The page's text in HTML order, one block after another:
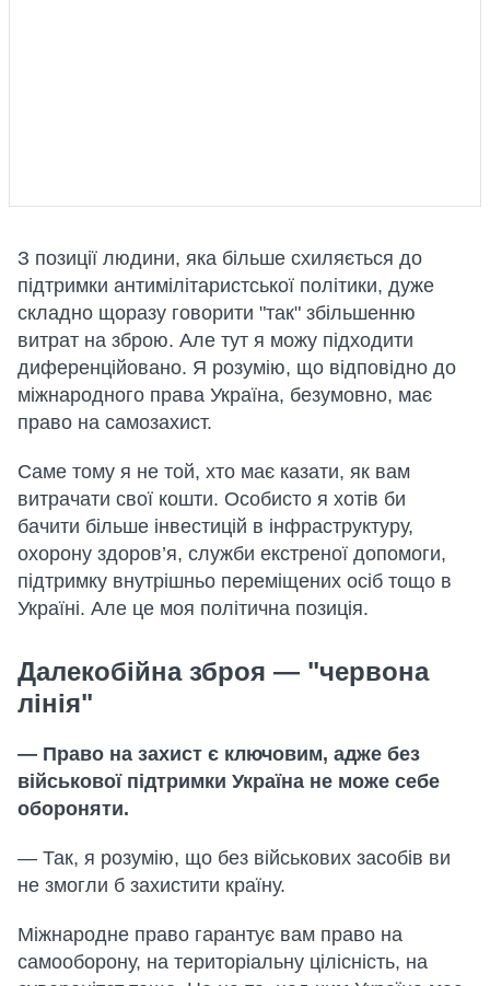
З позиції людини, яка більше схиляється до
підтримки антимілітаристської політики, дуже
складно щоразу говорити "так" збільшенню
витрат на зброю. Але тут я можу підходити
диференційовано. Я розумію, що відповідно до
міжнародного права Україна, безумовно, має
право на самозахист.
Саме тому я не той, хто має казати, як вам
витрачати свої кошти. Особисто я хотів би
бачити більше інвестицій в інфраструктуру,
охорону здоров’я, служби екстреної допомоги,
підтримку внутрішньо переміщених осіб тощо в
Україні. Але це моя політична позиція.
Далекобійна зброя — "червона
лінія"
— Право на захист є ключовим, адже без
військової підтримки Україна не може себе
обороняти.
— Так, я розумію, що без військових засобів ви
не змогли б захистити країну.
Міжнародне право гарантує вам право на
самооборону, на територіальну цілісність, на